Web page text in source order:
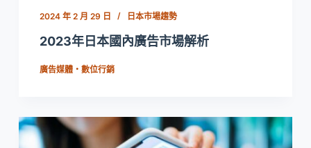
2024 年 2 月 29 日 日本市場趨勢
2023年日本國內廣告市場解析
廣告媒體・數位行銷